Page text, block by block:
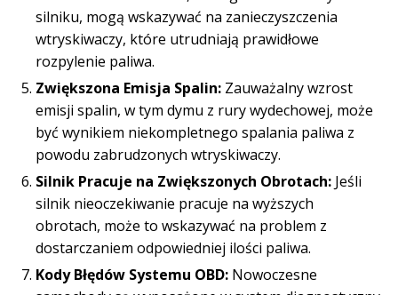
silniku, mogą wskazywać na zanieczyszczenia
wtryskiwaczy, które utrudniają prawidłowe
rozpylenie paliwa.
Zwiększona Emisja Spalin: Zauważalny wzrost
emisji spalin, w tym dymu z rury wydechowej, może
być wynikiem niekompletnego spalania paliwa z
powodu zabrudzonych wtryskiwaczy.
Silnik Pracuje na Zwiększonych Obrotach: Jeśli
silnik nieoczekiwanie pracuje na wyższych
obrotach, może to wskazywać na problem z
dostarczaniem odpowiedniej ilości paliwa.
Kody Błędów Systemu OBD: Nowoczesne